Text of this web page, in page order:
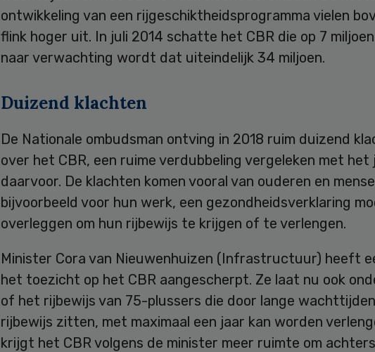
ontwikkeling van een rijgeschiktheidsprogramma vielen
flink hoger uit. In juli 2014 schatte het CBR die op 7
naar verwachting wordt dat uiteindelijk 34 miljoen.
Duizend klachten
De Nationale ombudsman ontving in 2018 ruim duizend
over het CBR, een ruime verdubbeling vergeleken met het
daarvoor. De klachten komen vooral van ouderen en
bijvoorbeeld voor hun werk, een gezondheidsverklaring
overleggen om hun rijbewijs te krijgen of te verlengen.
Minister Cora van Nieuwenhuizen (Infrastructuur) heeft
het toezicht op het CBR aangescherpt. Ze laat nu ook
of het rijbewijs van 75-plussers die door lange
rijbewijs zitten, met maximaal een jaar kan worden
krijgt het CBR volgens de minister meer ruimte om